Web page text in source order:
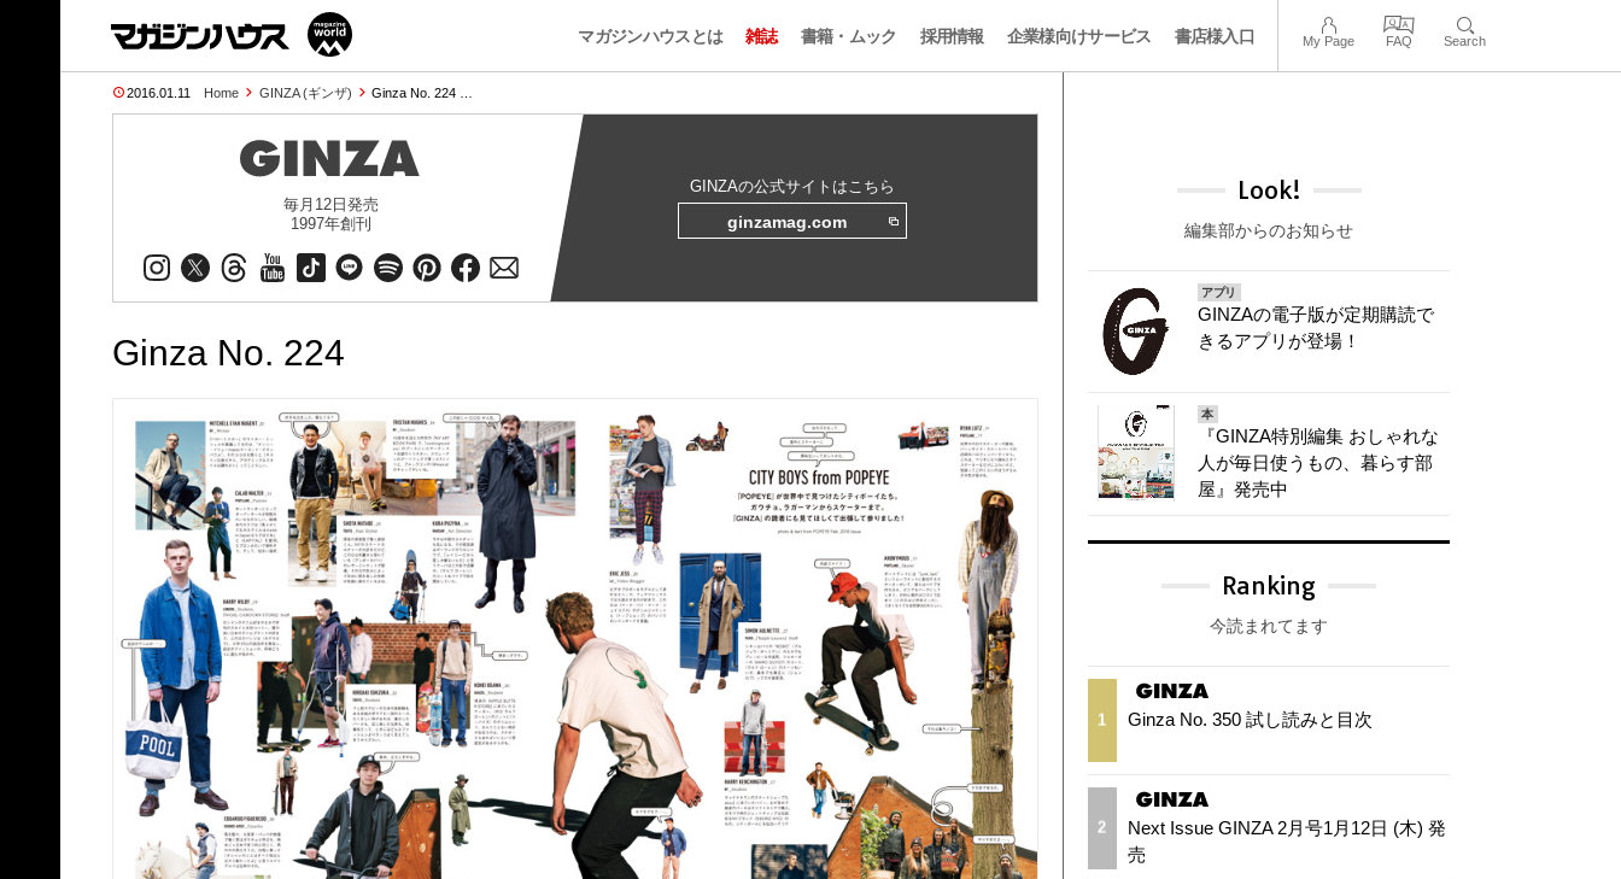
マガジンハウスとは 雑誌 書籍・ムック 採用情報 企業様向けサービス 書店様入口 My Page FAQ Search
2016.01.11 Home GINZA (ギンザ) Ginza No. 224 …
毎月12日発売
1997年創刊
GINZAの公式サイトはこちら
ginzamag.com
Ginza No. 224
Look!
編集部からのお知らせ
アプリ
GINZAの電子版が定期購読で
きるアプリが登場！
本
『GINZA特別編集 おしゃれな
人が毎日使うもの、暮らす部
屋』発売中
Ranking
今読まれてます
1 Ginza No. 350 試し読みと目次
2
Next Issue GINZA 2月号1月12日 (木) 発
売